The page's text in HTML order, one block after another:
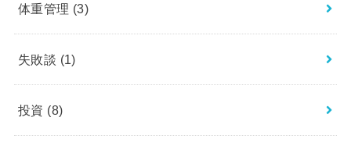
体重管理 (3)
失敗談 (1)
投資 (8)